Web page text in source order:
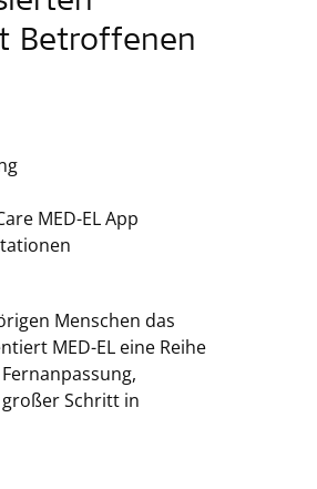
Betroffenen
MED-EL App
Menschen das
MED-EL eine Reihe
Schritt in